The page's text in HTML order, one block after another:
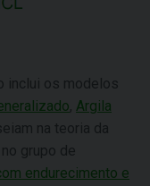
inclui os modelos
, Argila
na teoria da
grupo de
endurecimento e